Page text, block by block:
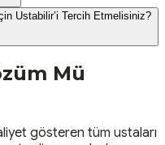
Ustabilir’i Tercih Etmelisiniz?
Mü
gösteren tüm ustaları